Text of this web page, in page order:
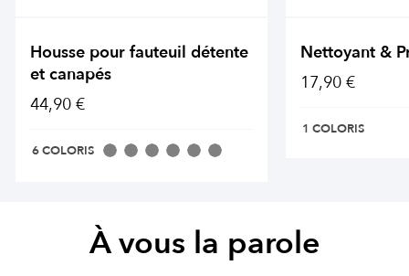
Housse pour fauteuil détente
et canapés
44,90 €
6 COLORIS
Nettoyant &
17,90 €
1 COLORIS
À vous la parole